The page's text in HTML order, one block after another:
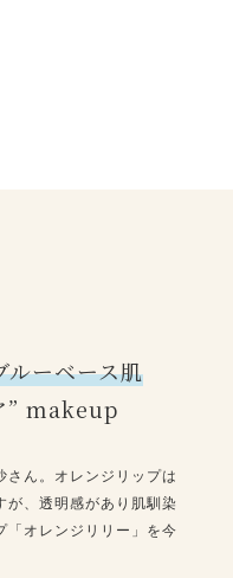
ルーベース肌
” makeup
さん。オレンジリップは
が、透明感があり肌馴染
「オレンジリリー」を今